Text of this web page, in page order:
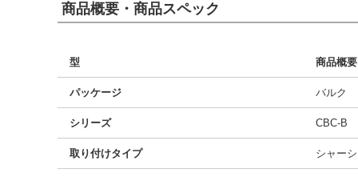
商品概要・商品スペック
型 商品概要
パッケージ バルク
シリーズ CBC-B
取り付けタイプ シャー